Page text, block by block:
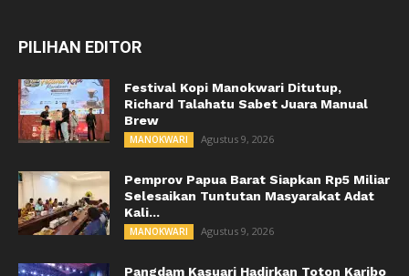
PILIHAN EDITOR
Festival Kopi Manokwari Ditutup,
Richard Talahatu Sabet Juara Manual
Brew
MANOKWARI Agustus 9, 2026
Pemprov Papua Barat Siapkan Rp5 Miliar
Selesaikan Tuntutan Masyarakat Adat
Kali...
MANOKWARI Agustus 9, 2026
Pangdam Kasuari Hadirkan Toton Karibo